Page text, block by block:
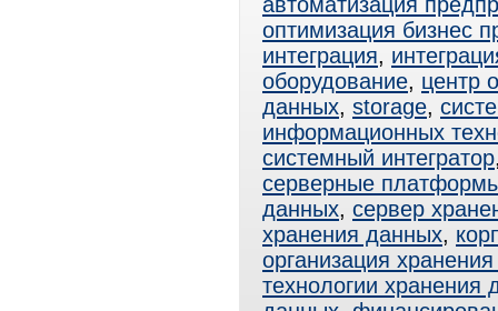
оптимизация бизнес
интеграция,
оборудование, центр
данных, storage,
информационных
системный интегратор
серверные
данных, сервер
хранения данных,
организация
технологии хранения